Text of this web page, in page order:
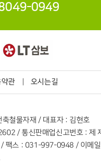
0949
약관 오시는길
철물자재 / 대표자 : 김현호
/ 통신판매업신고번호 : 제
팩스 : 031-997-0948 / 이메